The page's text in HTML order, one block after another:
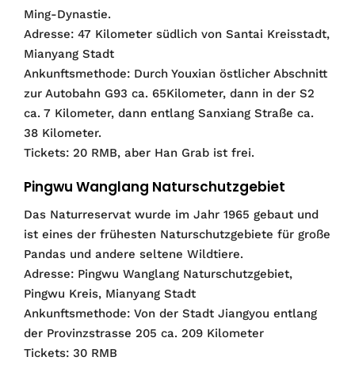
Ming-Dynastie.
Adresse: 47 Kilometer südlich von Santai Kreisstadt,
Mianyang Stadt
Ankunftsmethode: Durch Youxian östlicher Abschnitt
zur Autobahn G93 ca. 65Kilometer, dann in der S2
ca. 7 Kilometer, dann entlang Sanxiang Straße ca.
38 Kilometer.
Tickets: 20 RMB, aber Han Grab ist frei.
Pingwu Wanglang Naturschutzgebiet
Das Naturreservat wurde im Jahr 1965 gebaut und
ist eines der frühesten Naturschutzgebiete für große
Pandas und andere seltene Wildtiere.
Adresse: Pingwu Wanglang Naturschutzgebiet,
Pingwu Kreis, Mianyang Stadt
Ankunftsmethode: Von der Stadt Jiangyou entlang
der Provinzstrasse 205 ca. 209 Kilometer
Tickets: 30 RMB